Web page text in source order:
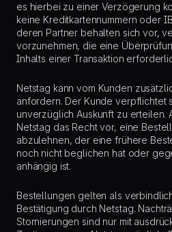
es hierbei zu einer Verzögerung
keine Kreditkartennummern oder
deren Partner behalten sich vor,
vorzunehmen, die eine
Inhalts einer Transaktion
Netstag kann vom Kunden
anfordern. Der Kunde verpflichtet
unverzüglich Auskunft zu erteilen.
Netstag das Recht vor, eine
abzulehnen, der eine frühere
noch nicht beglichen hat oder
anhängig ist.
Bestellungen gelten als
Bestätigung durch Netstag.
Stornierungen sind nur mit